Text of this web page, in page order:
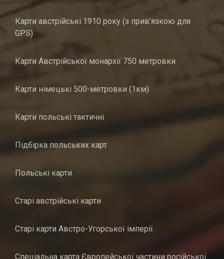
Карти австрійські 1910 року (з прив’язкою для
GPS)
Карти Австрійської монархії 750 метровки
Карти німецькі 500-метровки (1км)
Карти польські тактичні
Підбірка польських карт
Польські карти
Старі австрійські карти
Старі карти Австро-Угорської імперії
Спеціальна карта Європейської частини російської